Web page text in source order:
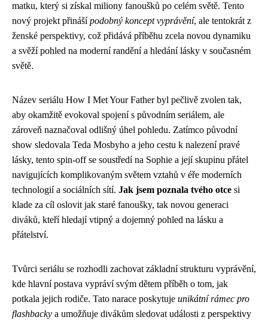
matku, který si získal miliony fanoušků po celém světě. Tento
nový projekt přináší podobný koncept vyprávění, ale tentokrát z
ženské perspektivy, což přidává příběhu zcela novou dynamiku
a svěží pohled na moderní randění a hledání lásky v současném
světě.
Název seriálu How I Met Your Father byl pečlivě zvolen tak,
aby okamžitě evokoval spojení s původním seriálem, ale
zároveň naznačoval odlišný úhel pohledu. Zatímco původní
show sledovala Teda Mosbyho a jeho cestu k nalezení pravé
lásky, tento spin-off se soustředí na Sophie a její skupinu přátel
navigujících komplikovaným světem vztahů v éře moderních
technologií a sociálních sítí. Jak jsem poznala tvého otce si
klade za cíl oslovit jak staré fanoušky, tak novou generaci
diváků, kteří hledají vtipný a dojemný pohled na lásku a
přátelství.
Tvůrci seriálu se rozhodli zachovat základní strukturu vyprávění,
kde hlavní postava vypráví svým dětem příběh o tom, jak
potkala jejich rodiče. Tato narace poskytuje unikátní rámec pro
flashbacky a umožňuje divákům sledovat události z perspektivy